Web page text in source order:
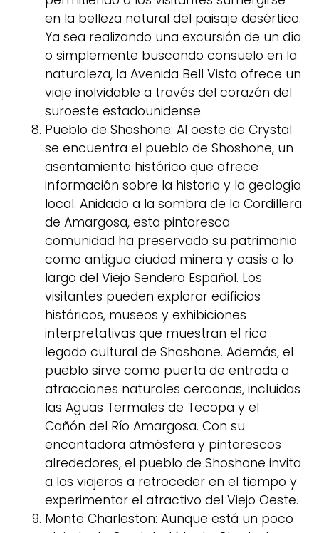
en la belleza natural del paisaje desértico.
Ya sea realizando una excursión de un día
o simplemente buscando consuelo en la
naturaleza, la Avenida Bell Vista ofrece un
viaje inolvidable a través del corazón del
suroeste estadounidense.
Pueblo de Shoshone: Al oeste de Crystal
se encuentra el pueblo de Shoshone, un
asentamiento histórico que ofrece
información sobre la historia y la geología
local. Anidado a la sombra de la Cordillera
de Amargosa, esta pintoresca
comunidad ha preservado su patrimonio
como antigua ciudad minera y oasis a lo
largo del Viejo Sendero Español. Los
visitantes pueden explorar edificios
históricos, museos y exhibiciones
interpretativas que muestran el rico
legado cultural de Shoshone. Además, el
pueblo sirve como puerta de entrada a
atracciones naturales cercanas, incluidas
las Aguas Termales de Tecopa y el
Cañón del Río Amargosa. Con su
encantadora atmósfera y pintorescos
alrededores, el pueblo de Shoshone invita
a los viajeros a retroceder en el tiempo y
experimentar el atractivo del Viejo Oeste.
Monte Charleston: Aunque está un poco